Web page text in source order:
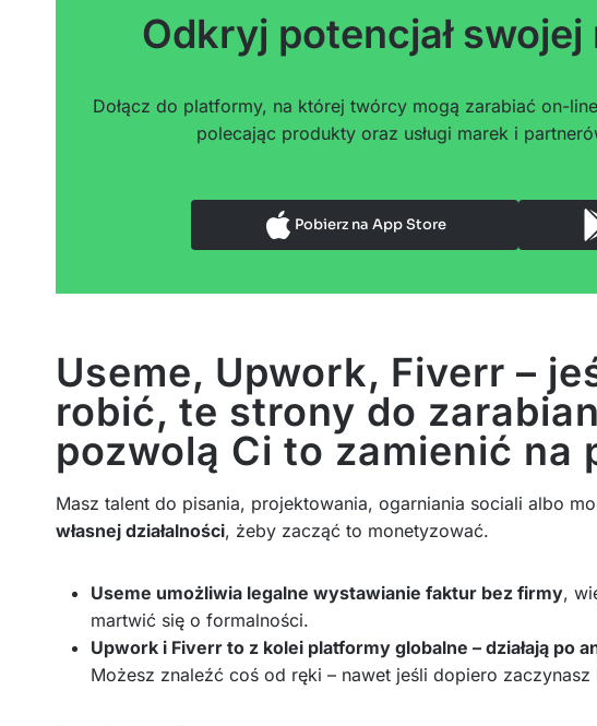
Odkryj potencjał
Dołącz do platformy, na której twórcy mogą zarabiać on-
polecając produkty oraz usługi marek i
Pobierz na App Store
Useme, Upwork, Fiverr –
robić, te strony do
pozwolą Ci to zamienić na
Masz talent do pisania, projektowania, ogarniania sociali albo
własnej działalności, żeby zacząć to monetyzować.
Useme umożliwia legalne wystawianie faktur bez firmy,
martwić się o formalności.
Upwork i Fiverr to z kolei platformy globalne – działają po
Możesz znaleźć coś od ręki – nawet jeśli dopiero